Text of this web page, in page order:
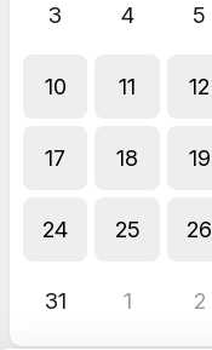
3 4 5
10 11 12
17 18 19
24 25 26
31 1 2